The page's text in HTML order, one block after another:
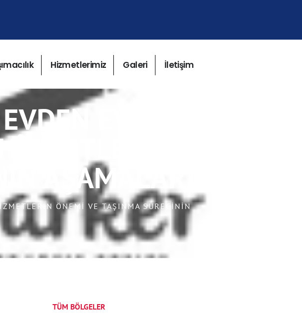
Hizmetlerimiz Galeri İletişim
EVE
AŞAMALARI
ÖNEMI VE TAŞINMA SÜRECININ
TÜM BÖLGELER